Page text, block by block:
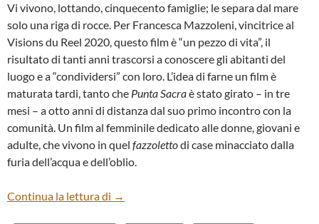
Vi vivono, lottando, cinquecento famiglie; le separa dal mare
solo una riga di rocce. Per Francesca Mazzoleni, vincitrice al
Visions du Reel 2020, questo film è “un pezzo di vita”, il
risultato di tanti anni trascorsi a conoscere gli abitanti del
luogo e a “condividersi” con loro. L’idea di farne un film è
maturata tardi, tanto che Punta Sacraè stato girato – in tre
mesi – a otto anni di distanza dal suo primo incontro con la
comunità. Un film al femminile dedicato alle donne, giovani e
adulte, che vivono in quel fazzolettodi case minacciato dalla
furia dell’acqua e dell’oblio.
Continua la lettura di “PUNTA SACRA” DI FRANCESCA
→